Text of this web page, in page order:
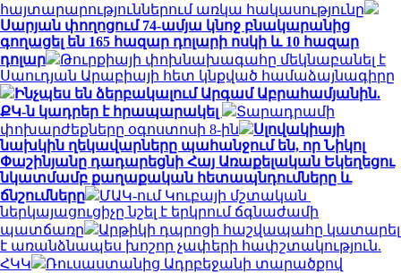
հայտարարություններում առկա հակասությունը
Սարյան փողոցում 74-ամյա կնոջ բնակարանից
գողացել են 165 հազար դոլարի ոսկի և 10 հազար
դոլար
Թուրքիայի փոխնախագահը մեկնաբանել է
Սաուդյան Արաբիայի հետ կնքված համաձայնագիրը
Ինչպես են ձերբակալում Արգամ Աբրահամյանին.
ՔԿ-ն կադրեր է հրապարակել
Տարադրամի
փոխարժեքները օգոստոսի 8-ին
Սլովակիայի
նախկին ղեկավարները պահանջում են, որ Նիկոլ
Փաշինյանը դադարեցնի Հայ Առաքելական Եկեղեցու
նկատմամբ քաղաքական հետապնդումները և
ճնշումները
ՄԱԿ-ում Կուբայի մշտական ​​
ներկայացուցիչը նշել է երկրում ճգնաժամի
պատճառը
Արթիկի դպրոցի հաշվապահը կատարել
է առանձնապես խոշոր չափերի հափշտակություն.
ՀԿԿ
Ռուսաստանից Ադրբեջանի տարածքով